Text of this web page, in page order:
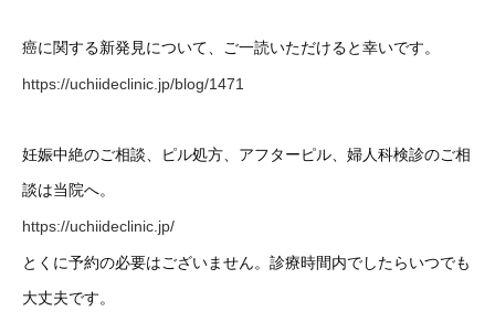
癌に関する新発見について、ご一読いただけると幸いです。
https://uchiideclinic.jp/blog/1471
妊娠中絶のご相談、ピル処方、アフターピル、婦人科検診のご相
談は当院へ。
https://uchiideclinic.jp/
とくに予約の必要はございません。診療時間内でしたらいつでも
大丈夫です。